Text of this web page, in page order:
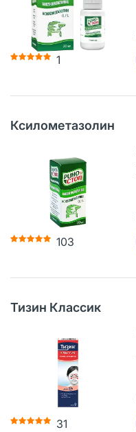
1
Ксилометазолин
103
Тизин Классик
31